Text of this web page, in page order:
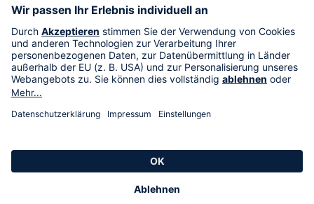
Im TV
HSE International